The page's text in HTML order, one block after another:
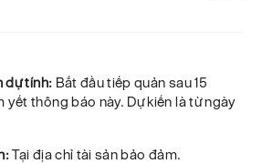
dự tính: Bắt đầu tiếp quản sau 15
yết thông báo này. Dự kiến là từ ngày
Tại địa chỉ tài sản bảo đảm.